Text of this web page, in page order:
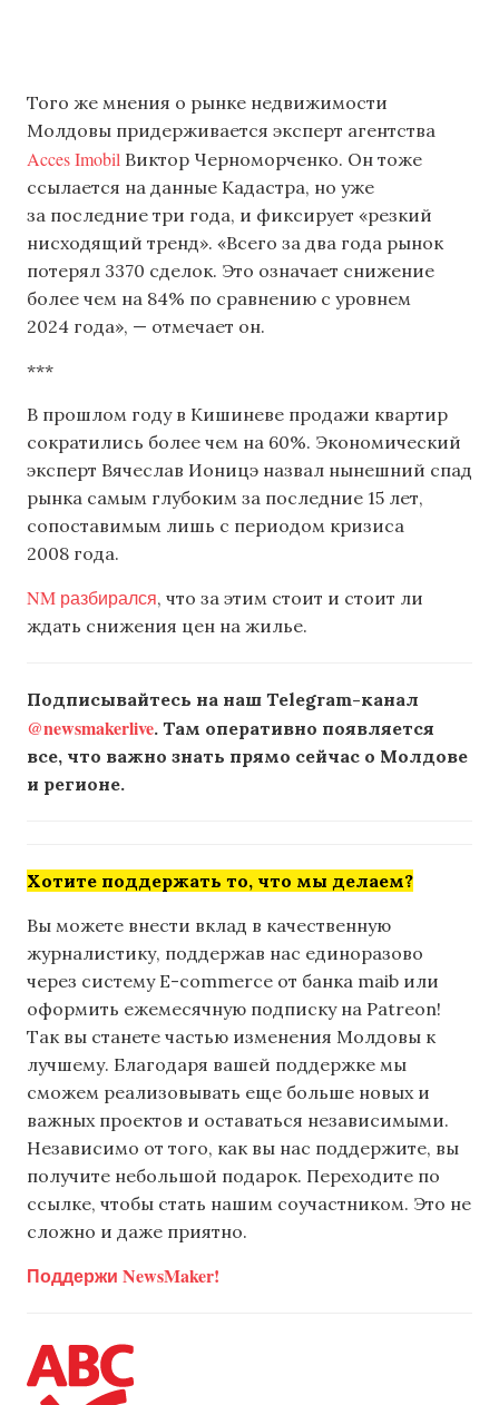
Того же мнения о рынке недвижимости
Молдовы придерживается эксперт агентства
Acces Imobil Виктор Черноморченко. Он тоже
ссылается на данные Кадастра, но уже
за последние три года, и фиксирует «резкий
нисходящий тренд». «Всего за два года рынок
потерял 3370 сделок. Это означает снижение
более чем на 84% по сравнению с уровнем
2024 года», — отмечает он.
***
В прошлом году в Кишиневе продажи квартир
сократились более чем на 60%. Экономический
эксперт Вячеслав Ионицэ назвал нынешний спад
рынка самым глубоким за последние 15 лет,
сопоставимым лишь с периодом кризиса
2008 года.
NM разбирался, что за этим стоит и стоит ли
ждать снижения цен на жилье.
Подписывайтесь на наш Telegram-канал
@newsmakerlive. Там оперативно появляется
все, что важно знать прямо сейчас о Молдове
и регионе.
Хотите поддержать то, что мы делаем?
Вы можете внести вклад в качественную
журналистику, поддержав нас единоразово
через систему E-commerce от банка maib или
оформить ежемесячную подписку на Patreon!
Так вы станете частью изменения Молдовы к
лучшему. Благодаря вашей поддержке мы
сможем реализовывать еще больше новых и
важных проектов и оставаться независимыми.
Независимо от того, как вы нас поддержите, вы
получите небольшой подарок. Переходите по
ссылке, чтобы стать нашим соучастником. Это не
сложно и даже приятно.
Поддержи NewsMaker!